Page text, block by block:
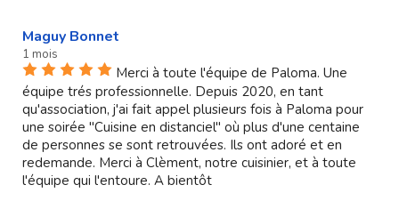
Maguy Bonnet
1 mois
Merci à toute l'équipe de Paloma. Une
équipe trés professionnelle. Depuis 2020, en tant
qu'association, j'ai fait appel plusieurs fois à Paloma pour
une soirée "Cuisine en distanciel" où plus d'une centaine
de personnes se sont retrouvées. Ils ont adoré et en
redemande. Merci à Clèment, notre cuisinier, et à toute
l'équipe qui l'entoure. A bientôt